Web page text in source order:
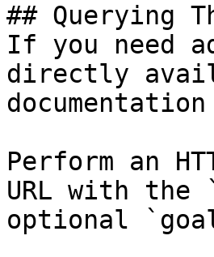
## Querying
If you need
directly
Perform an
URL with the
optional